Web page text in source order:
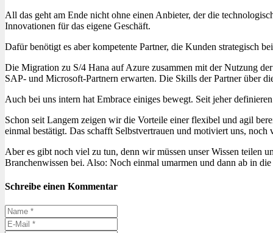
All das geht am Ende nicht ohne einen Anbieter, der die
Innovationen für das eigene Geschäft.
Dafür benötigt es aber kompetente Partner, die Kunden strategisch
Die Migration zu S/4 Hana auf Azure zusammen mit der Nutzung
SAP- und Microsoft-Partnern erwarten. Die Skills der Partner über
Auch bei uns intern hat Embrace einiges bewegt. Seit jeher
Schon seit Langem zeigen wir die Vorteile einer flexibel und agil
einmal bestätigt. Das schafft Selbstvertrauen und motiviert uns, noch
Aber es gibt noch viel zu tun, denn wir müssen unser Wissen teilen
Branchenwissen bei. Also: Noch einmal umarmen und dann ab in
Schreibe einen Kommentar